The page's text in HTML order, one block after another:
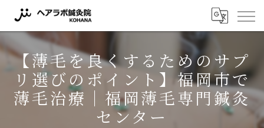
【薄毛を良くするためのサプ
リ選びのポイント】福岡市で
薄毛治療｜福岡薄毛専門鍼灸
センター